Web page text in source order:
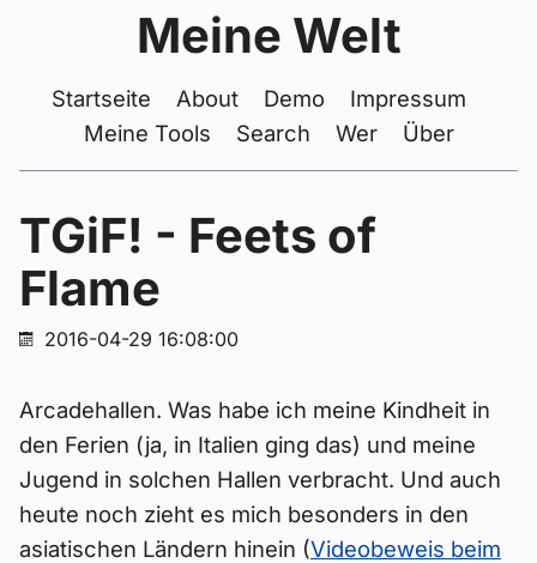
Meine Welt
Startseite About Demo
Impressum
Meine Tools
Search Wer Über
TGiF! - Feets of
Flame
2016-04-29 16:08:00
Arcadehallen. Was habe ich meine Kindheit in
den Ferien (ja, in Italien ging das) und meine
Jugend in solchen Hallen verbracht. Und auch
heute noch zieht es mich besonders in den
asiatischen Ländern hinein (Videobeweis beim